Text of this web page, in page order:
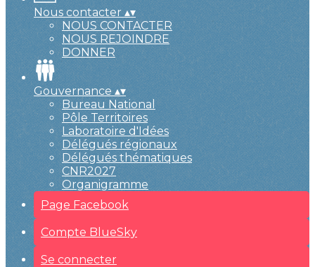
Nous contacter▴▾
NOUS CONTACTER
NOUS REJOINDRE
DONNER
Gouvernance▴▾
Bureau National
Pôle Territoires
Laboratoire d'Idées
Délégués régionaux
Délégués thématiques
CNR2027
Organigramme
Page Facebook
Compte BlueSky
Se connecter